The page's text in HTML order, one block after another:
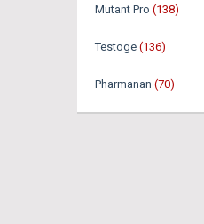
Mutant Pro (138)
Testoge (136)
Pharmanan (70)